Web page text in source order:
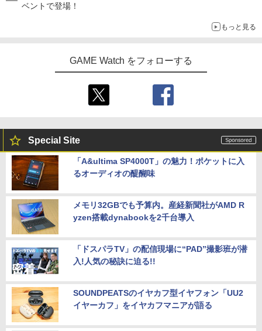
ベントで登場！
もっと見る
GAME Watch をフォローする
Special Site
「A&ultima SP4000T」の魅力！ポケットに入
るオーディオの醍醐味
メモリ32GBでも予算内。産経新聞社がAMD R
yzen搭載dynabookを2千台導入
「ドスパラTV」の配信現場に“PAD”撮影班が潜
入!人気の秘訣に迫る!!
SOUNDPEATSのイヤカフ型イヤフォン「UU2
イヤーカフ」をイヤカフマニアが語る